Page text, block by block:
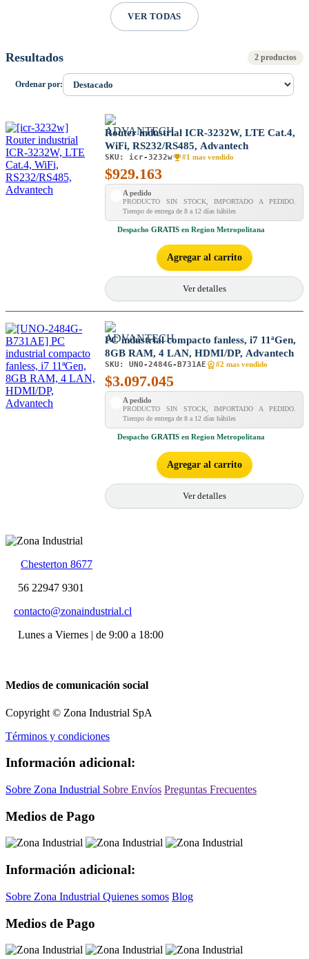
VER TODAS
Resultados 2 productos
Ordenar por:
Router industrial ICR-3232W, LTE Cat.4,
WiFi, RS232/RS485, Advantech
SKU: icr-3232w #1 mas vendido
$929.163
A pedido
PRODUCTO SIN STOCK, IMPORTADO A PEDIDO.
Tiempo de entrega de 8 a 12 días hábiles
Despacho GRATIS en Region Metropolitana
Agregar al carrito
Ver detalles
PC industrial compacto fanless, i7 11ªGen,
8GB RAM, 4 LAN, HDMI/DP, Advantech
SKU: UNO-2484G-B731AE #2 mas vendido
$3.097.045
A pedido
PRODUCTO SIN STOCK, IMPORTADO A PEDIDO.
Tiempo de entrega de 8 a 12 días hábiles
Despacho GRATIS en Region Metropolitana
Agregar al carrito
Ver detalles
Chesterton 8677
56 22947 9301
contacto@zonaindustrial.cl
Lunes a Viernes | de 9:00 a 18:00
Medios de comunicación social
Copyright © Zona Industrial SpA
Términos y condiciones
Información adicional:
Sobre Zona Industrial Sobre Envíos Preguntas Frecuentes
Medios de Pago
Información adicional:
Sobre Zona Industrial Quienes somos Blog
Medios de Pago